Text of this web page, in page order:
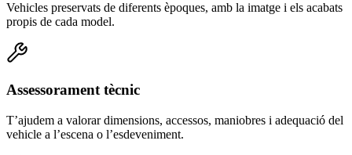
Vehicles preservats de diferents èpoques, amb la imatge i els acabats
propis de cada model.
Assessorament tècnic
T’ajudem a valorar dimensions, accessos, maniobres i adequació del
vehicle a l’escena o l’esdeveniment.